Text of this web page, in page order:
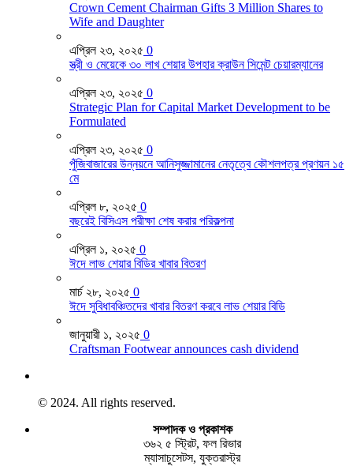
Crown Cement Chairman Gifts 3 Million Shares to
Wife and Daughter
এপ্রিল ২৩, ২০২৫ 0
স্ত্রী ও মেয়েকে ৩০ লাখ শেয়ার উপহার ক্রাউন সিমেন্ট চেয়ারম্যানের
এপ্রিল ২৩, ২০২৫ 0
Strategic Plan for Capital Market Development to be
Formulated
এপ্রিল ২৩, ২০২৫ 0
পুঁজিবাজারের উন্নয়নে আনিসুজ্জামানের নেতৃত্বে কৌশলপত্র প্রণয়ন ১৫
মে
এপ্রিল ৮, ২০২৫ 0
বছরেই বিসিএস পরীক্ষা শেষ করার পরিকল্পনা
এপ্রিল ১, ২০২৫ 0
ঈদে লাভ শেয়ার বিডির খাবার বিতরণ
মার্চ ২৮, ২০২৫ 0
ঈদে সুবিধাবঞ্চিতদের খাবার বিতরণ করবে লাভ শেয়ার বিডি
জানুয়ারী ১, ২০২৫ 0
Craftsman Footwear announces cash dividend
© 2024. All rights reserved.
সম্পাদক ও প্রকাশক
৩৬২ ৫ স্ট্রিট, ফল রিভার
ম্যাসাচুসেটস, যুক্তরাস্ট্র